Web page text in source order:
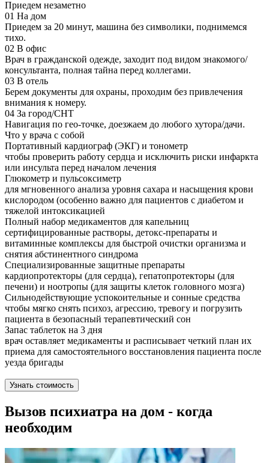
Приедем незаметно
01 На дом
Приедем за 20 минут, машина без символики, поднимемся
тихо.
02 В офис
Врач в гражданской одежде, заходит под видом знакомого/
консультанта, полная тайна перед коллегами.
03 В отель
Берем документы для охраны, проходим без привлечения
внимания к номеру.
04 За город/СНТ
Навигация по гео-точке, доезжаем до любого хутора/дачи.
Что у врача с собой
Портативный кардиограф (ЭКГ) и тонометр
чтобы проверить работу сердца и исключить риски инфаркта
или инсульта перед началом лечения
Глюкометр и пульсоксиметр
для мгновенного анализа уровня сахара и насыщения крови
кислородом (особенно важно для пациентов с диабетом и
тяжелой интоксикацией
Полный набор медикаментов для капельниц
сертифицированные растворы, детокс-препараты и
витаминные комплексы для быстрой очистки организма и
снятия абстинентного синдрома
Специализированные защитные препараты
кардиопротекторы (для сердца), гепатопротекторы (для
печени) и ноотропы (для защиты клеток головного мозга)
Сильнодействующие успокоительные и сонные средства
чтобы мягко снять психоз, агрессию, тревогу и погрузить
пациента в безопасный терапевтический сон
Запас таблеток на 3 дня
врач оставляет медикаменты и расписывает четкий план их
приема для самостоятельного восстановления пациента после
уезда бригады
Узнать стоимость
Вызов психиатра на дом - когда
необходим